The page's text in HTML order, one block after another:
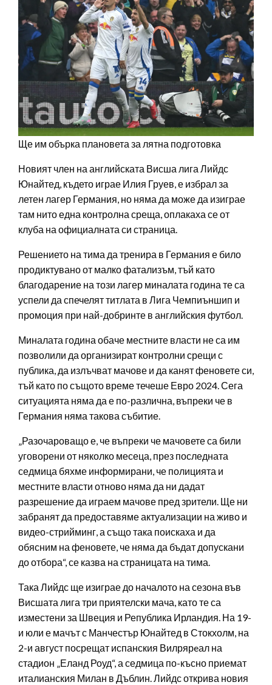
Ще им обърка плановета за лятна подготовка
Новият член на английската Висша лига Лийдс
Юнайтед, където играе Илия Груев, е избрал за
летен лагер Германия, но няма да може да изиграе
там нито една контролна среща, оплакаха се от
клуба на официалната си страница.
Решението на тима да тренира в Германия е било
продиктувано от малко фатализъм, тъй като
благодарение на този лагер миналата година те са
успели да спечелят титлата в Лига Чемпиъншип и
промоция при най-добринте в английския футбол.
Миналата година обаче местните власти не са им
позволили да организират контролни срещи с
публика, да излъчват мачове и да канят феновете си,
тъй като по същото време течеше Евро 2024. Сега
ситуацията няма да е по-различна, въпреки че в
Германия няма такова събитие.
„Разочароващо е, че въпреки че мачовете са били
уговорени от няколко месеца, през последната
седмица бяхме информирани, че полицията и
местните власти отново няма да ни дадат
разрешение да играем мачове пред зрители. Ще ни
забранят да предоставяме актуализации на живо и
видео-стрийминг, а също така поискаха и да
обясним на феновете, че няма да бъдат допускани
до отбора“, се казва на страницата на тима.
Така Лийдс ще изиграе до началото на сезона във
Висшата лига три приятелски мача, като те са
изместени за Швеция и Република Ирландия. На 19-
и юли е мачът с Манчестър Юнайтед в Стокхолм, на
2-и август посрещат испанския Вилрярeал на
стадион „Еланд Роуд“, а седмица по-късно приемат
италианския Милан в Дъблин. Лийдс открива новия